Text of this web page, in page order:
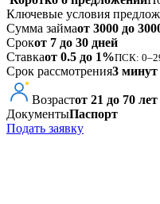
Ключевые условия
Сумма займаот 3000 до
Срокот 7 до 30 дней
Ставкаот 0.5 до 1%ПСК:
Срок рассмотрения3 минут
Возрастот 21 до 70 лет
ДокументыПаспорт
Подать заявку